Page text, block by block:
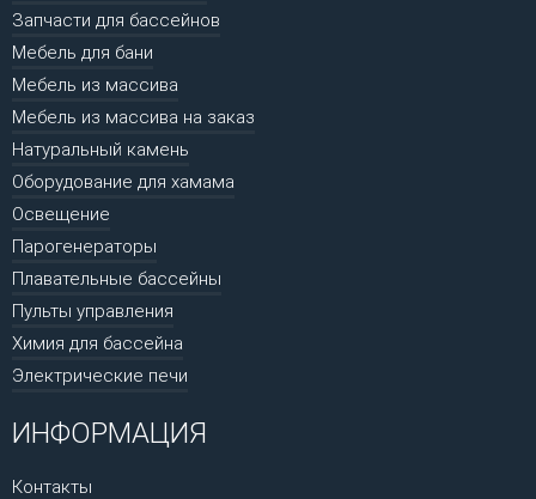
Запчасти для бассейнов
Мебель для бани
Мебель из массива
Мебель из массива на заказ
Натуральный камень
Оборудование для хамама
Освещение
Парогенераторы
Плавательные бассейны
Пульты управления
Химия для бассейна
Электрические печи
ИНФОРМАЦИЯ
Контакты